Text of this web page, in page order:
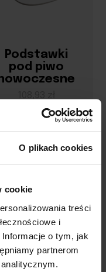
O plikach cookies
cookie
treści
i
o tym, jak
partnerom
Podstawki
pod piwo